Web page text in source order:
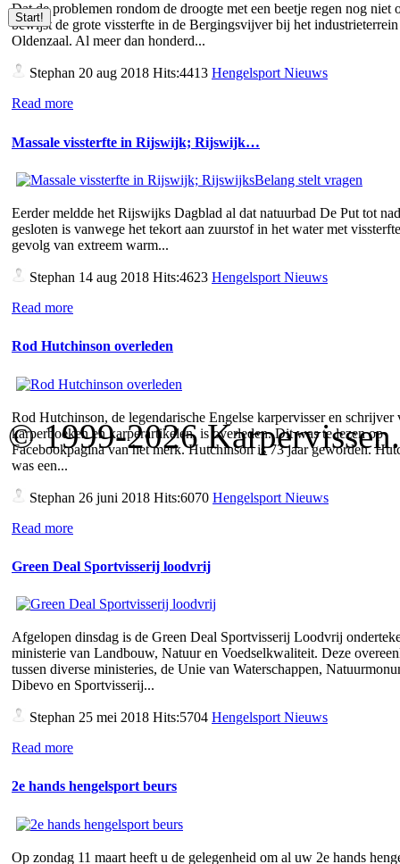
Dat de problemen rondom de droogte met een beetje regen nog niet
bewijst de grote vissterfte in de Bergingsvijver bij het
Oldenzaal. Al meer dan honderd...
Stephan 20 aug 2018 Hits:4413 Hengelsport Nieuws
Read more
Massale vissterfte in Rijswijk; Rijswijk…
Eerder meldde het Rijswijks Dagblad al dat natuurbad De Put tot
gesloten is vanwege het tekort aan zuurstof in het water met
gevolg van extreem warm...
Stephan 14 aug 2018 Hits:4623 Hengelsport Nieuws
Read more
Rod Hutchinson overleden
Rod Hutchinson, de legendarische Engelse karpervisser en schrijver
karperboeken en karperartikelen, is overleden. Dit was te lezen op
Facebookpagina van het merk. Hutchinson is 73 jaar geworden.
was een...
Stephan 26 juni 2018 Hits:6070 Hengelsport Nieuws
Read more
Green Deal Sportvisserij loodvrij
Afgelopen dinsdag is de Green Deal Sportvisserij Loodvrij
ministerie van Landbouw, Natuur en Voedselkwaliteit. Deze
tussen diverse ministeries, de Unie van Waterschappen,
Dibevo en Sportvisserij...
Stephan 25 mei 2018 Hits:5704 Hengelsport Nieuws
Read more
2e hands hengelsport beurs
Op zondag 11 maart heeft u de gelegenheid om al uw 2e hands
© 1999-2026